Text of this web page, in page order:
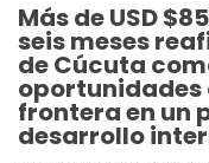
Más de USD
seis meses
de Cúcuta
frontera en un
desarrollo